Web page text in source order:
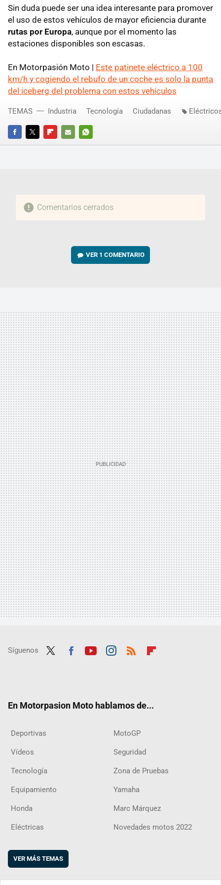
Sin duda puede ser una idea interesante para promover
el uso de estos vehículos de mayor eficiencia durante
rutas por Europa, aunque por el momento las
estaciones disponibles son escasas.
En Motorpasión Moto | Este patinete eléctrico a 100
km/h y cogiendo el rebufo de un coche es solo la punta
del iceberg del problema con estos vehículos
FACEBOOKTWITTERFLIPBOARD
E-
WHATSAPP
TEMAS Industria Tecnología Ciudadanas
Comentarios cerrados
VER 1 COMENTARIO
Síguenos
En Motorpasion Moto hablamos de...
Deportivas MotoGP
Vídeos Seguridad
Tecnología Zona de Pruebas
Equipamiento Yamaha
Honda Marc Márquez
Eléctricas Novedades motos 2022
VER MÁS TEMAS